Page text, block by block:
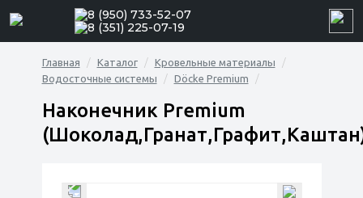
8 (950) 733-52-07
8 (351) 225-07-19
Главная Каталог
Кровельные материалы
Водосточные системы
Döcke Premium
Наконечник Premium